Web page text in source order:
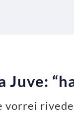
Juve:
vorrei